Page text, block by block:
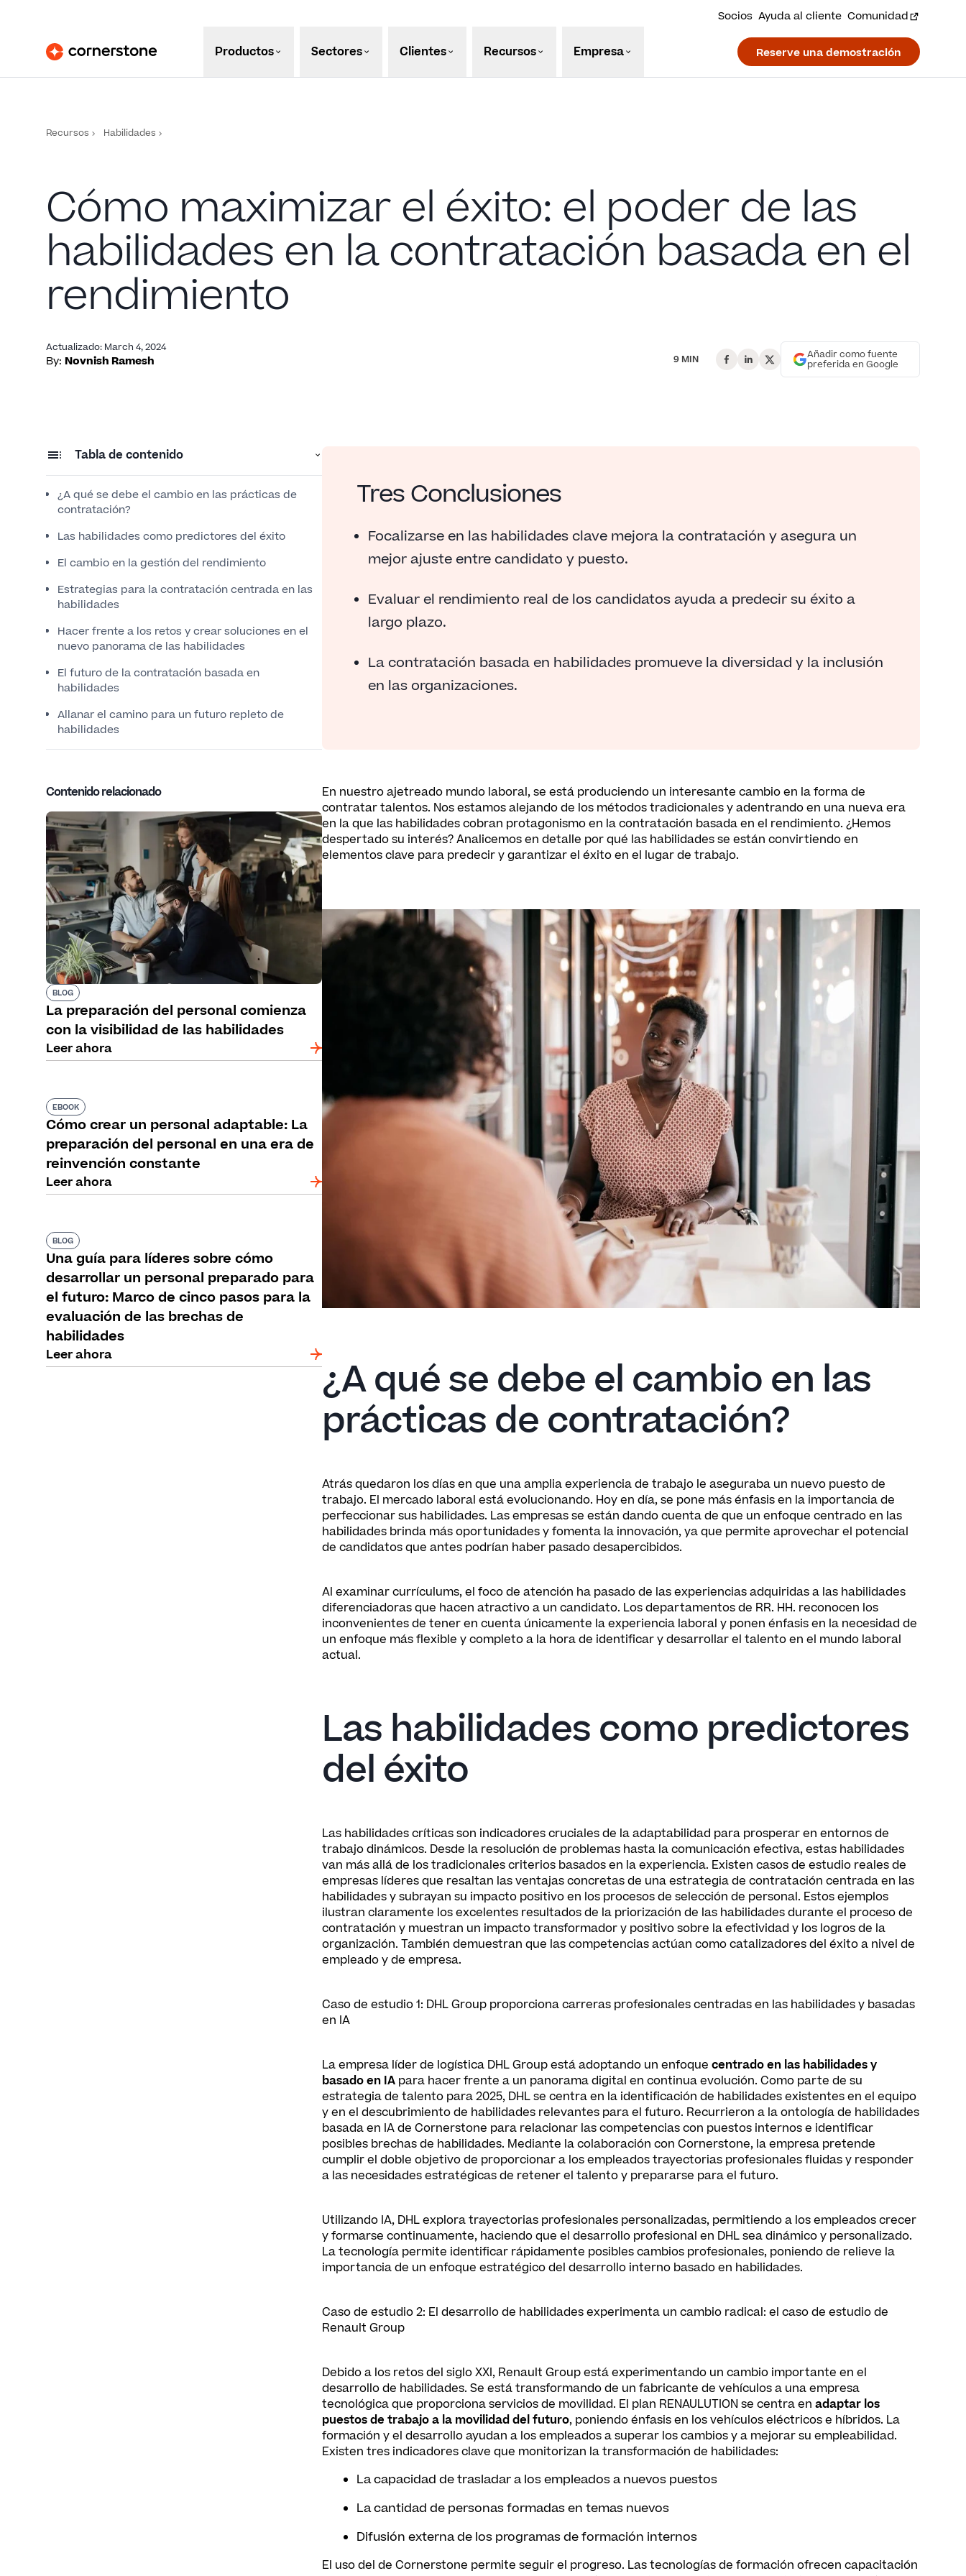
Socios Ayuda al cliente Comunidad
Productos Sectores Clientes Recursos Empresa Reserve una demostración
Recursos Habilidades
Cómo maximizar el éxito: el poder de las
habilidades en la contratación basada en el
rendimiento
Actualizado: March 4, 2024
By: Novnish Ramesh 9 MIN Añadir como fuente
preferida en Google
Tabla de contenido
¿A qué se debe el cambio en las prácticas de
contratación?
Las habilidades como predictores del éxito
El cambio en la gestión del rendimiento
Estrategias para la contratación centrada en las
habilidades
Hacer frente a los retos y crear soluciones en el
nuevo panorama de las habilidades
El futuro de la contratación basada en
habilidades
Allanar el camino para un futuro repleto de
habilidades
Contenido relacionado
BLOG
La preparación del personal comienza
con la visibilidad de las habilidades
Leer ahora
EBOOK
Cómo crear un personal adaptable: La
preparación del personal en una era de
reinvención constante
Leer ahora
BLOG
Una guía para líderes sobre cómo
desarrollar un personal preparado para
el futuro: Marco de cinco pasos para la
evaluación de las brechas de
habilidades
Leer ahora
Tres Conclusiones
Focalizarse en las habilidades clave mejora la contratación y asegura un
mejor ajuste entre candidato y puesto.
Evaluar el rendimiento real de los candidatos ayuda a predecir su éxito a
largo plazo.
La contratación basada en habilidades promueve la diversidad y la inclusión
en las organizaciones.
En nuestro ajetreado mundo laboral, se está produciendo un interesante cambio en la forma de
contratar talentos. Nos estamos alejando de los métodos tradicionales y adentrando en una nueva era
en la que las habilidades cobran protagonismo en la contratación basada en el rendimiento. ¿Hemos
despertado su interés? Analicemos en detalle por qué las habilidades se están convirtiendo en
elementos clave para predecir y garantizar el éxito en el lugar de trabajo.
¿A qué se debe el cambio en las
prácticas de contratación?
Atrás quedaron los días en que una amplia experiencia de trabajo le aseguraba un nuevo puesto de
trabajo. El mercado laboral está evolucionando. Hoy en día, se pone más énfasis en la importancia de
perfeccionar sus habilidades. Las empresas se están dando cuenta de que un enfoque centrado en las
habilidades brinda más oportunidades y fomenta la innovación, ya que permite aprovechar el potencial
de candidatos que antes podrían haber pasado desapercibidos.
Al examinar currículums, el foco de atención ha pasado de las experiencias adquiridas a las habilidades
diferenciadoras que hacen atractivo a un candidato. Los departamentos de RR. HH. reconocen los
inconvenientes de tener en cuenta únicamente la experiencia laboral y ponen énfasis en la necesidad de
un enfoque más flexible y completo a la hora de identificar y desarrollar el talento en el mundo laboral
actual.
Las habilidades como predictores
del éxito
Las habilidades críticas son indicadores cruciales de la adaptabilidad para prosperar en entornos de
trabajo dinámicos. Desde la resolución de problemas hasta la comunicación efectiva, estas habilidades
van más allá de los tradicionales criterios basados en la experiencia. Existen casos de estudio reales de
empresas líderes que resaltan las ventajas concretas de una estrategia de contratación centrada en las
habilidades y subrayan su impacto positivo en los procesos de selección de personal. Estos ejemplos
ilustran claramente los excelentes resultados de la priorización de las habilidades durante el proceso de
contratación y muestran un impacto transformador y positivo sobre la efectividad y los logros de la
organización. También demuestran que las competencias actúan como catalizadores del éxito a nivel de
empleado y de empresa.
Caso de estudio 1: DHL Group proporciona carreras profesionales centradas en las habilidades y basadas
en IA
La empresa líder de logística DHL Group está adoptando un enfoque centrado en las habilidades y
basado en IA para hacer frente a un panorama digital en continua evolución. Como parte de su
estrategia de talento para 2025, DHL se centra en la identificación de habilidades existentes en el equipo
y en el descubrimiento de habilidades relevantes para el futuro. Recurrieron a la ontología de habilidades
basada en IA de Cornerstone para relacionar las competencias con puestos internos e identificar
posibles brechas de habilidades. Mediante la colaboración con Cornerstone, la empresa pretende
cumplir el doble objetivo de proporcionar a los empleados trayectorias profesionales fluidas y responder
a las necesidades estratégicas de retener el talento y prepararse para el futuro.
Utilizando IA, DHL explora trayectorias profesionales personalizadas, permitiendo a los empleados crecer
y formarse continuamente, haciendo que el desarrollo profesional en DHL sea dinámico y personalizado.
La tecnología permite identificar rápidamente posibles cambios profesionales, poniendo de relieve la
importancia de un enfoque estratégico del desarrollo interno basado en habilidades.
Caso de estudio 2: El desarrollo de habilidades experimenta un cambio radical: el caso de estudio de
Renault Group
Debido a los retos del siglo XXI, Renault Group está experimentando un cambio importante en el
desarrollo de habilidades. Se está transformando de un fabricante de vehículos a una empresa
tecnológica que proporciona servicios de movilidad. El plan RENAULUTION se centra en adaptar los
puestos de trabajo a la movilidad del futuro, poniendo énfasis en los vehículos eléctricos e híbridos. La
formación y el desarrollo ayudan a los empleados a superar los cambios y a mejorar su empleabilidad.
Existen tres indicadores clave que monitorizan la transformación de habilidades:
La capacidad de trasladar a los empleados a nuevos puestos
La cantidad de personas formadas en temas nuevos
Difusión externa de los programas de formación internos
El uso del de Cornerstone permite seguir el progreso. Las tecnologías de formación ofrecen capacitación